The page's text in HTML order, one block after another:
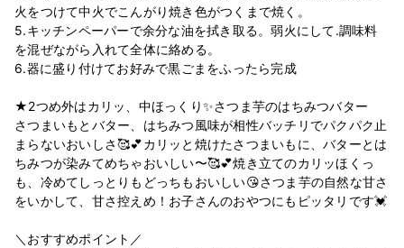
火をつけて中火でこんがり焼き色がつくまで焼く。
5.キッチンペーパーで余分な油を拭き取る。弱火にして.調味料
を混ぜながら入れて全体に絡める。
6.器に盛り付けてお好みで黒ごまをふったら完成
★2つめ外はカリッ、中ほっくり✨さつま芋のはちみつバター
さつまいもとバター、はちみつ風味が相性バッチリでパクパク止
まらないおいしさ🥰💕カリッと焼けたさつまいもに、バターとは
ちみつが染みてめちゃおいしい〜🥰💕焼き立てのカリッほくっ
も、冷めてしっとりもどっちもおいしい😘さつま芋の自然な甘さ
をいかして、甘さ控えめ！お子さんのおやつにもピッタリです💓
＼おすすめポイント／